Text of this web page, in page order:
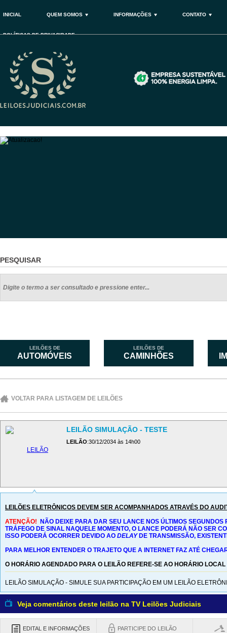
INICIAL QUEM SOMOS INFORMAÇÕES CONTATO
POLÍTICAS DE PRIVACIDADE
PESQUISAR
LEILÕES DE
AUTOMÓVEIS
LEILÕES DE
CAMINHÕES
VOLTAR PARA LISTAGEM DE LEILÕES
LEILÃO SIMULAÇÃO - TESTE
LEILÃO:30/12/2034 às 14h00
LEILÕES ELETRÔNICOS DEVEM SER ACOMPANHADOS ATRAVÉS DO
ATENÇÃO!
NÃO DEIXE PARA DAR SEU LANCE NOS ÚLTIMOS
TRÁFEGO DE SINAL NAQUELE MOMENTO, O LANCE PODERÁ NÃO SER
ISSO PODERÁ OCORRER DEVIDO AO DELAYDE TRANSMISSÃO,
PARA MELHOR ENTENDER O TRAJETO QUE A INTERNET FAZ ATÉ
O HORÁRIO AGENDADO PARA O LEILÃO REFERE-SE AO HORÁRIO LOCAL
LEILÃO SIMULAÇÃO - SIMULE SUA PARTICIPAÇÃO EM UM LEILÃO
Veja comentários deste leilão na TV Leilões Judiciais
EDITAL E INFORMAÇÕES PARTICIPE DO LEILÃO